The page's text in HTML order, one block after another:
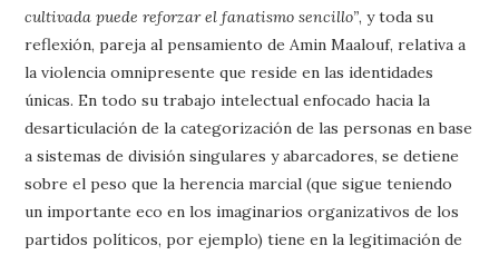
cultivada puede reforzar el fanatismo sencillo”, y toda su
reflexión, pareja al pensamiento de Amin Maalouf, relativa a
la violencia omnipresente que reside en las identidades
únicas. En todo su trabajo intelectual enfocado hacia la
desarticulación de la categorización de las personas en base
a sistemas de división singulares y abarcadores, se detiene
sobre el peso que la herencia marcial (que sigue teniendo
un importante eco en los imaginarios organizativos de los
partidos políticos, por ejemplo) tiene en la legitimación de